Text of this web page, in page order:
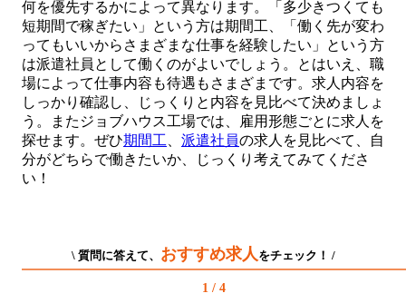
何を優先するかによって異なります。「多少きつくても
短期間で稼ぎたい」という方は期間工、「働く先が変わ
ってもいいからさまざまな仕事を経験したい」という方
は派遣社員として働くのがよいでしょう。とはいえ、職
場によって仕事内容も待遇もさまざまです。求人内容を
しっかり確認し、じっくりと内容を見比べて決めましょ
う。またジョブハウス工場では、雇用形態ごとに求人を
探せます。ぜひ期間工 派遣社員の求人を見比べて、自
分がどちらで働きたいか、じっくり考えてみてくださ
い！
\ 質問に答えて、 おすすめ求人をチェック！ /
1 / 4